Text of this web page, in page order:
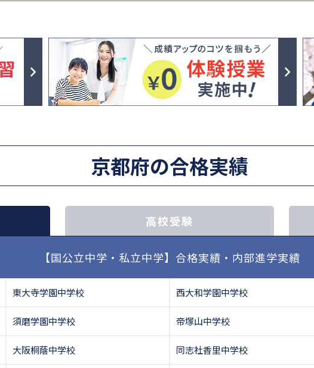
京都府の合格実績
高校受験
【国公立中学・私立中学】合格実績・内部進学実績
東大寺学園中学校 西大和学園中学校
須磨学園中学校 帝塚山中学校
大阪桐蔭中学校 同志社香里中学校